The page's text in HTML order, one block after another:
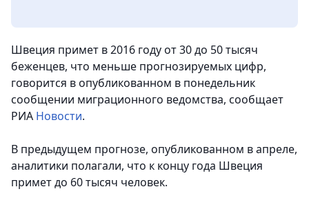
Швеция примет в 2016 году от 30 до 50 тысяч
беженцев, что меньше прогнозируемых цифр,
говорится в опубликованном в понедельник
сообщении миграционного ведомства, сообщает
РИА Новости.
В предыдущем прогнозе, опубликованном в апреле,
аналитики полагали, что к концу года Швеция
примет до 60 тысяч человек.